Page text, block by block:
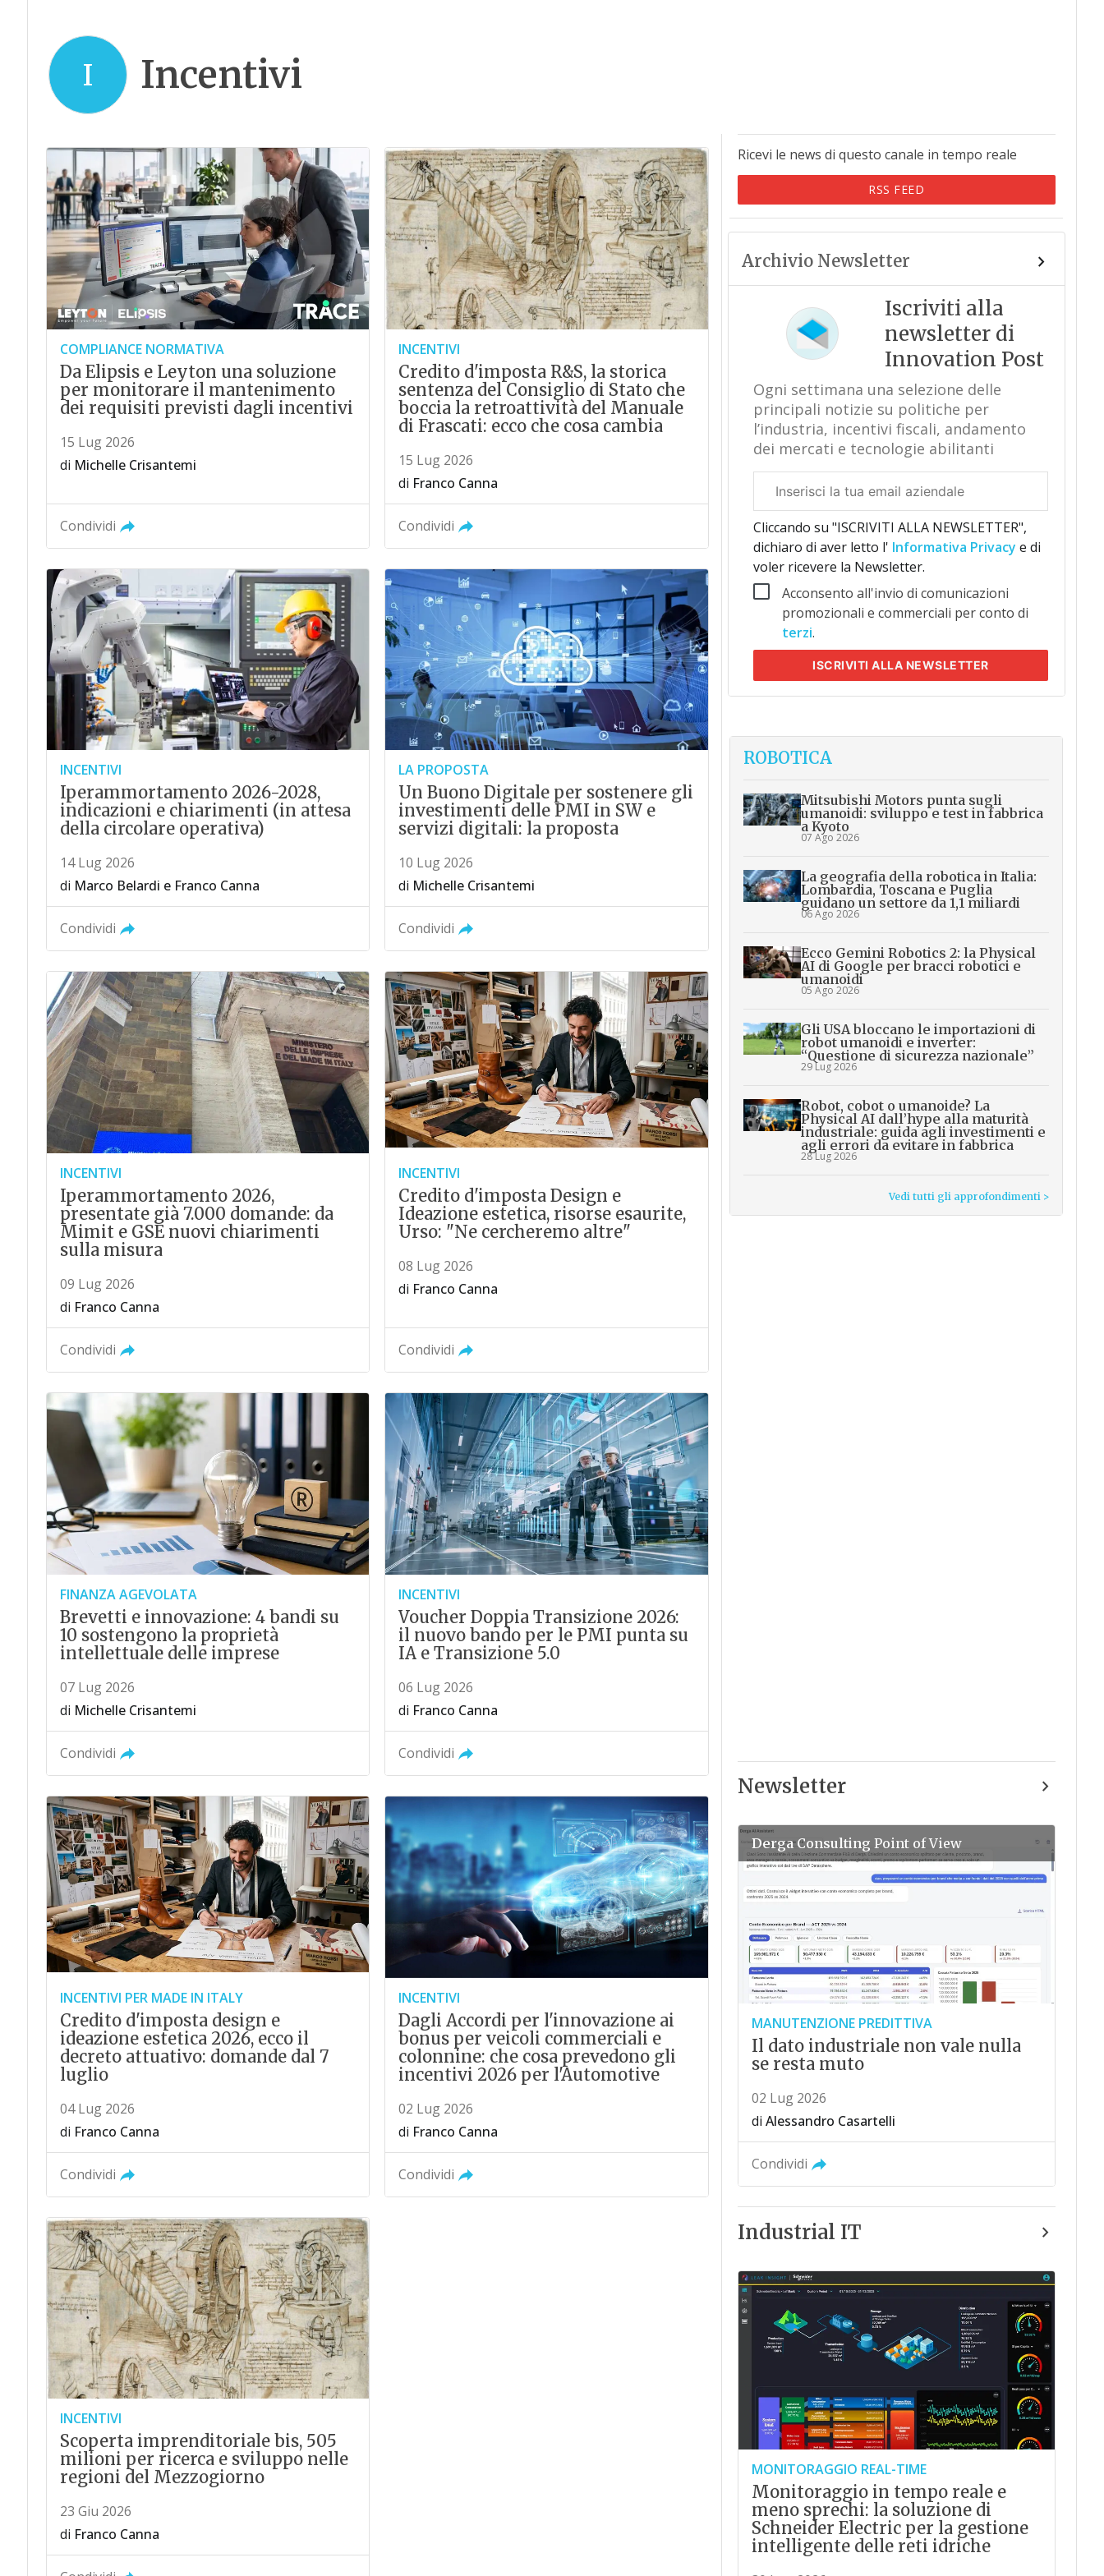
I Incentivi
COMPLIANCE NORMATIVA
Da Elipsis e Leyton una soluzione
per monitorare il mantenimento
dei requisiti previsti dagli incentivi
15 Lug 2026
di Michelle Crisantemi
Condividi
INCENTIVI
Credito d'imposta R&S, la storica
sentenza del Consiglio di Stato che
boccia la retroattività del Manuale
di Frascati: ecco che cosa cambia
15 Lug 2026
di Franco Canna
Condividi
INCENTIVI
Iperammortamento 2026-2028,
indicazioni e chiarimenti (in attesa
della circolare operativa)
14 Lug 2026
di Marco Belardi e Franco Canna
Condividi
LA PROPOSTA
Un Buono Digitale per sostenere gli
investimenti delle PMI in SW e
servizi digitali: la proposta
10 Lug 2026
di Michelle Crisantemi
Condividi
INCENTIVI
Iperammortamento 2026,
presentate già 7.000 domande: da
Mimit e GSE nuovi chiarimenti
sulla misura
09 Lug 2026
di Franco Canna
Condividi
INCENTIVI
Credito d'imposta Design e
Ideazione estetica, risorse esaurite,
Urso: "Ne cercheremo altre"
08 Lug 2026
di Franco Canna
Condividi
FINANZA AGEVOLATA
Brevetti e innovazione: 4 bandi su
10 sostengono la proprietà
intellettuale delle imprese
07 Lug 2026
di Michelle Crisantemi
Condividi
INCENTIVI
Voucher Doppia Transizione 2026:
il nuovo bando per le PMI punta su
IA e Transizione 5.0
06 Lug 2026
di Franco Canna
Condividi
INCENTIVI PER MADE IN ITALY
Credito d'imposta design e
ideazione estetica 2026, ecco il
decreto attuativo: domande dal 7
luglio
04 Lug 2026
di Franco Canna
Condividi
INCENTIVI
Dagli Accordi per l'innovazione ai
bonus per veicoli commerciali e
colonnine: che cosa prevedono gli
incentivi 2026 per l'Automotive
02 Lug 2026
di Franco Canna
Condividi
INCENTIVI
Scoperta imprenditoriale bis, 505
milioni per ricerca e sviluppo nelle
regioni del Mezzogiorno
23 Giu 2026
di Franco Canna
Ricevi le news di questo canale in tempo reale
RSS FEED
Archivio Newsletter
Iscriviti alla
newsletter di
Innovation Post
Ogni settimana una selezione delle
principali notizie su politiche per
l’industria, incentivi fiscali, andamento
dei mercati e tecnologie abilitanti
aziendale
Cliccando su "ISCRIVITI ALLA NEWSLETTER",
dichiaro di aver letto l' Informativa Privacy e di
voler ricevere la Newsletter.
Acconsento all'invio di comunicazioni
promozionali e commerciali per conto di
terzi.
ISCRIVITIALLA NEWSLETTER
ROBOTICA
Mitsubishi Motors punta sugli
umanoidi: sviluppo e test in fabbrica
a Kyoto
07 Ago 2026
La geografia della robotica in Italia:
Lombardia, Toscana e Puglia
guidano un settore da 1,1 miliardi
06 Ago 2026
Ecco Gemini Robotics 2: la Physical
AI di Google per bracci robotici e
umanoidi
05 Ago 2026
Gli USA bloccano le importazioni di
robot umanoidi e inverter:
“Questione di sicurezza nazionale”
29 Lug 2026
Robot, cobot o umanoide? La
Physical AI dall’hype alla maturità
industriale: guida agli investimenti e
agli errori da evitare in fabbrica
28 Lug 2026
Vedi tutti gli approfondimenti >
Newsletter
Derga Consulting Point of View
MANUTENZIONE PREDITTIVA
Il dato industriale non vale nulla
se resta muto
02 Lug 2026
di Alessandro Casartelli
Condividi
Industrial IT
MONITORAGGIO REAL-TIME
Monitoraggio in tempo reale e
meno sprechi: la soluzione di
Schneider Electric per la gestione
intelligente delle reti idriche